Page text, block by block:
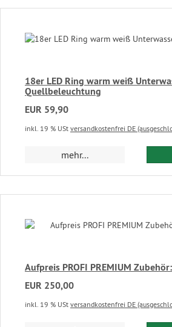
18er LED Ring warm weiß
Quellbeleuchtung
EUR 59,90
inkl. 19 % USt versandkostenfrei DE
mehr...
Aufpreis PROFI PREMIUM
EUR 250,00
inkl. 19 % USt versandkostenfrei DE